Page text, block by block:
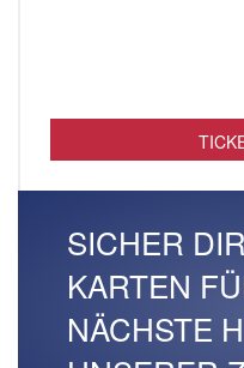
SICHER
KARTEN
NÄCHSTE